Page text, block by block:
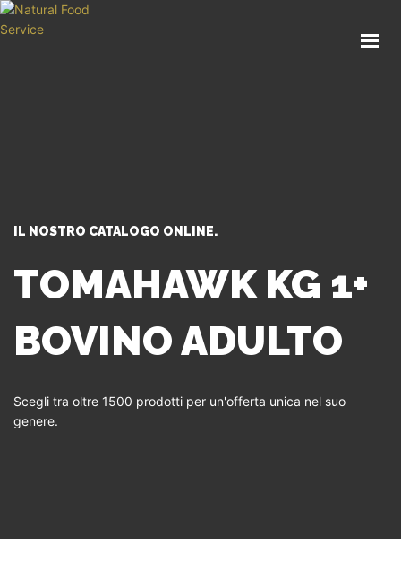
IL NOSTRO CATALOGO ONLINE.
TOMAHAWK KG 1+
BOVINO ADULTO
Scegli tra oltre 1500 prodotti per un'offerta unica nel suo
genere.